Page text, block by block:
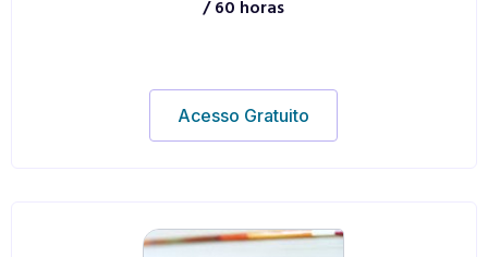
/ 60 horas
Acesso Gratuito